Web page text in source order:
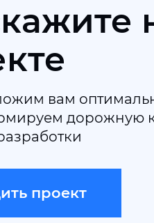
вам
дорожную
проект